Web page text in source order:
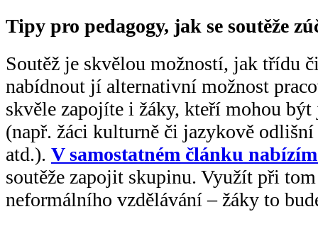
Tipy pro pedagogy, jak se soutěže
Soutěž je skvělou možností, jak třídu
nabídnout jí alternativní možnost
skvěle zapojíte i žáky, kteří mohou
(např. žáci kulturně či jazykově
atd.). V samostatném článku
soutěže zapojit skupinu. Využít při
neformálního vzdělávání – žáky to